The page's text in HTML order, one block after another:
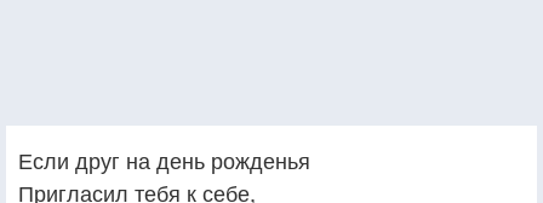
Если друг на день рожденья
Пригласил тебя к себе,